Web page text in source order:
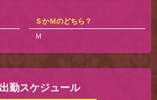
ＳかＭのどちら？
Ｍ
勤スケジュール